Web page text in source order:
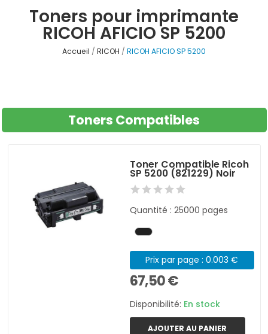
Toners pour imprimante
RICOH AFICIO SP 5200
Accueil RICOH RICOH AFICIO SP 5200
Toners Compatibles
Toner Compatible Ricoh
SP 5200 (821229) Noir
Quantité : 25000 pages
Prix par page : 0.003 €
67,50 €
Disponibilité: En stock
AJOUTER AU PANIER